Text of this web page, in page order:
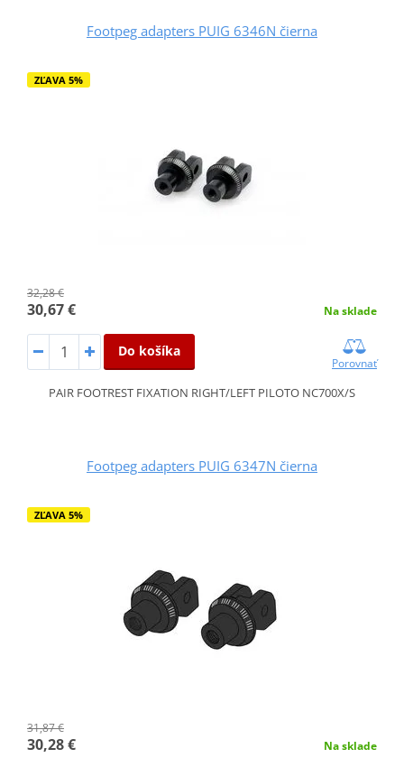
Footpeg adapters PUIG 6346N čierna
ZĽAVA 5%
32,28 €
30,67 € Na sklade
Do košíka
Porovnať
PAIR FOOTREST FIXATION RIGHT/LEFT PILOTO NC700X/S
Footpeg adapters PUIG 6347N čierna
ZĽAVA 5%
31,87 €
30,28 € Na sklade